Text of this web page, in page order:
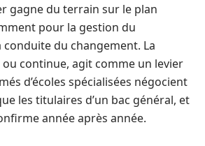
gagne du terrain sur le plan
pour la gestion du
du changement. La
continue, agit comme un levier
d’écoles spécialisées négocient
les titulaires d’un bac général, et
année après année.